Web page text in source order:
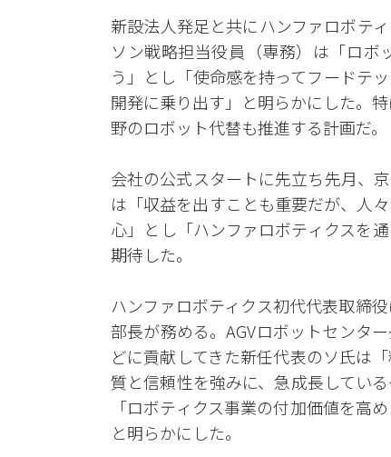
新設法人発足と共にハンファロボテ
ソン戦略担当役員（専務）は「ロボ
う」とし「使命感を持ってフードテ
開発に乗り出す」と明らかにした。
野のロボット代替も推進する計画だ。
会社の公式スタートに先立ち先月、
は「収益を出すことも重要だが、人
心」とし「ハンファロボティクスを
期待した。
ハンファロボティクス初代代表取締
部長が務める。AGVロボットセンタ
どに貢献してきた新任代表のソ氏は
質と信頼性を強みに、急成長してい
「ロボティクス事業の付加価値を高
と明らかにした。